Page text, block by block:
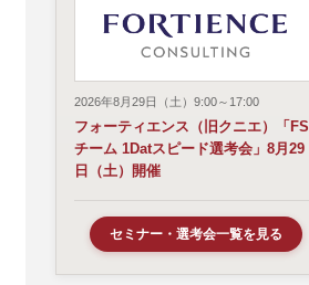
2026年8月29日（土）9:00～17:00
フォーティエンス（旧クニエ）「FS
チーム 1Datスピード選考会」8月29
日（土）開催
セミナー・選考会一覧を見る